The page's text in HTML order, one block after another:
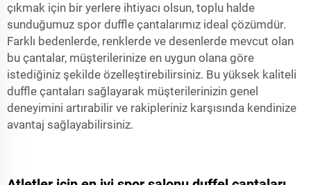
çıkmak için bir yerlere ihtiyacı olsun, toplu halde
sunduğumuz spor duffle çantalarımız ideal çözümdür.
Farklı bedenlerde, renklerde ve desenlerde mevcut olan
bu çantalar, müşterilerinize en uygun olana göre
istediğiniz şekilde özelleştirebilirsiniz. Bu yüksek kaliteli
duffle çantaları sağlayarak müşterilerinizin genel
deneyimini artırabilir ve rakipleriniz karşısında kendinize
avantaj sağlayabilirsiniz.